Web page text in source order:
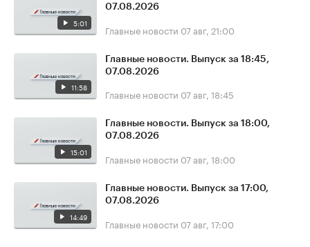
5:01
07.08.2026
Главные новости 07 авг, 21:00
11:58
Главные новости. Выпуск за 18:45,
07.08.2026
Главные новости 07 авг, 18:45
15:01
Главные новости. Выпуск за 18:00,
07.08.2026
Главные новости 07 авг, 18:00
14:49
Главные новости. Выпуск за 17:00,
07.08.2026
Главные новости 07 авг, 17:00